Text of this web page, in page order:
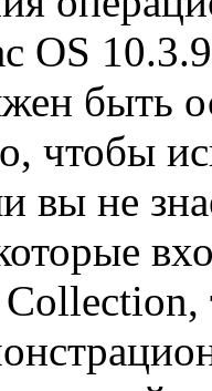
OS
быть
чтобы
вы не